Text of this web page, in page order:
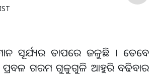
ସୂର୍ଯ୍ୟର ତାପରେ ଜଳୁଛି । ତେବେ
ପ୍ରବଳ ଗରମ ଗୁଳୁଗୁଳି ଆହୁରି ବଢିବାର